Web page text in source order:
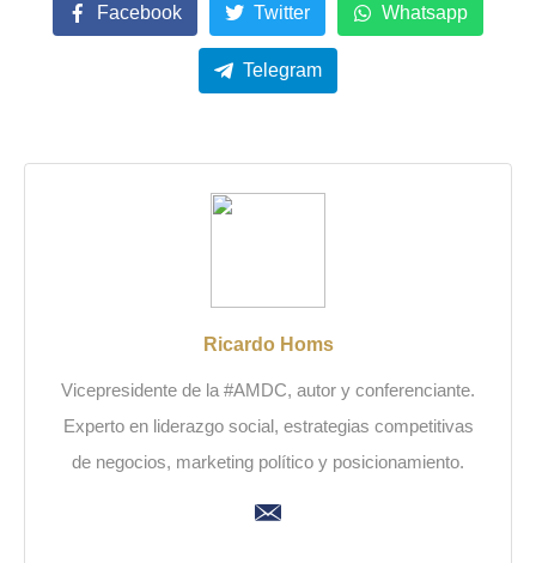
Facebook Twitter Whatsapp
Telegram
Ricardo Homs
Vicepresidente de la #AMDC, autor y conferenciante.
Experto en liderazgo social, estrategias competitivas
de negocios, marketing político y posicionamiento.